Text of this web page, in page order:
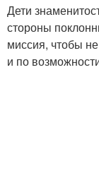
Дети
стороны
миссия, чтобы
и по